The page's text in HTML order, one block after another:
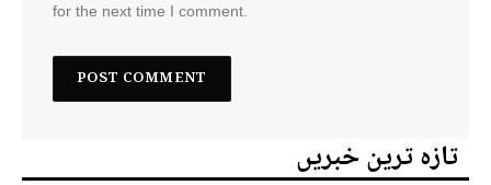
for the next time I comment.
تازہ ترین خبریں